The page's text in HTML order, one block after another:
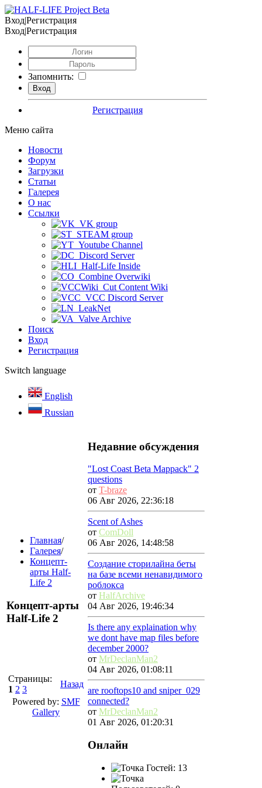
Вход|Регистрация
Вход|Регистрация
Запомнить:
Регистрация
Меню сайта
Новости
Форум
Загрузки
Статьи
Галерея
О нас
Ссылки
VK group
STEAM group
Youtube Channel
Discord Server
Half-Life Inside
Combine Overwiki
Cut Content Wiki
VCC Discord Server
LeakNet
Valve Archive
Поиск
Вход
Регистрация
Switch language
English
Russian
Главная/
Галерея/
Концепт-
арты Half-
Life 2
Концепт-арты
Half-Life 2
Страницы:
1 2 3
Назад
Powered by: SMF
Gallery
Недавние обсуждения
"Lost Coast Beta Mappack" 2
questions
от T-braze
06 Авг 2026, 22:36:18
Scent of Ashes
от ComDoll
06 Авг 2026, 14:48:58
Создание сторилайна беты
на базе всеми ненавидимого
роблокса
от HalfArchive
04 Авг 2026, 19:46:34
Is there any explaination why
we dont have map files before
december 2000?
от MrDeclanMan2
04 Авг 2026, 01:08:11
are rooftops10 and sniper_029
connected?
от MrDeclanMan2
01 Авг 2026, 01:20:31
Онлайн
Гостей: 13